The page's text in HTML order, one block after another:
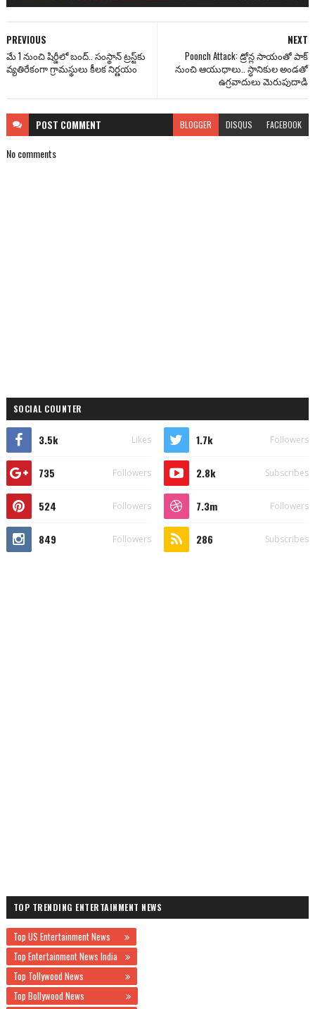
NEXT
Poonch Attack: డ్రోన్ల సాయంతో పాక్
నుంచి ఆయుధాలు.. స్ధానికుల అండతో
ఉగ్రవాదులు మెరుపుదాడి
PREVIOUS
మే 1 నుంచి షిర్డీలో బంద్.. సంస్థాన్ ట్రస్ట్‌కు
వ్యతిరేకంగా గ్రామస్థులు కీలక నిర్ణయం
POST COMMENT BLOGGER DISQUS FACEBOOK
No comments
SOCIAL COUNTER
3.5k Likes 1.7k Followers
735 Followers 2.8k Subscribes
524 Followers 7.3m Followers
849 Followers 286 Subscribes
TOP TRENDING ENTERTAINMENT NEWS
Top US Entertainment News
Top Entertainment News India
Top Tollywood News
Top Bollywood News